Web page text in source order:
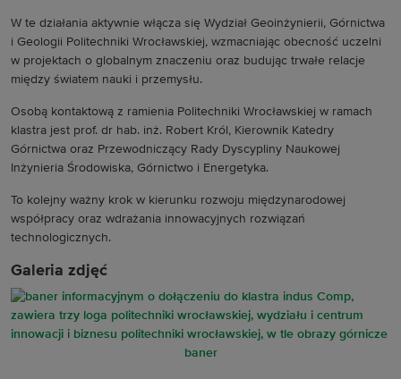
W te działania aktywnie włącza się Wydział Geoinżynierii, Górnictwa
i Geologii Politechniki Wrocławskiej, wzmacniając obecność uczelni
w projektach o globalnym znaczeniu oraz budując trwałe relacje
między światem nauki i przemysłu.
Osobą kontaktową z ramienia Politechniki Wrocławskiej w ramach
klastra jest prof. dr hab. inż. Robert Król, Kierownik Katedry
Górnictwa oraz Przewodniczący Rady Dyscypliny Naukowej
Inżynieria Środowiska, Górnictwo i Energetyka.
To kolejny ważny krok w kierunku rozwoju międzynarodowej
współpracy oraz wdrażania innowacyjnych rozwiązań
technologicznych.
Galeria zdjęć
baner